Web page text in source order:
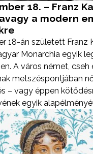
18. – Franz
a modern
18-án született Franz
Monarchia egyik
A város német, cseh
metszéspontjában
– vagy éppen
egyik